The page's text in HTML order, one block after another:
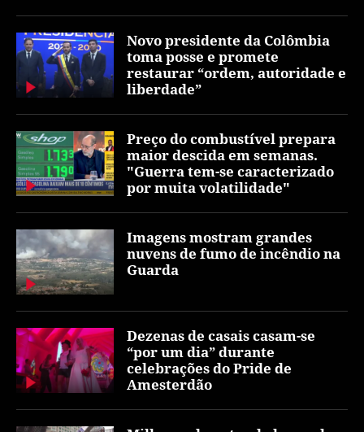
Novo presidente da Colômbia
toma posse e promete
restaurar “ordem, autoridade e
liberdade”
Preço do combustível prepara
maior descida em semanas.
"Guerra tem-se caracterizado
por muita volatilidade"
Imagens mostram grandes
nuvens de fumo de incêndio na
Guarda
Dezenas de casais casam-se
“por um dia” durante
celebrações do Pride de
Amesterdão